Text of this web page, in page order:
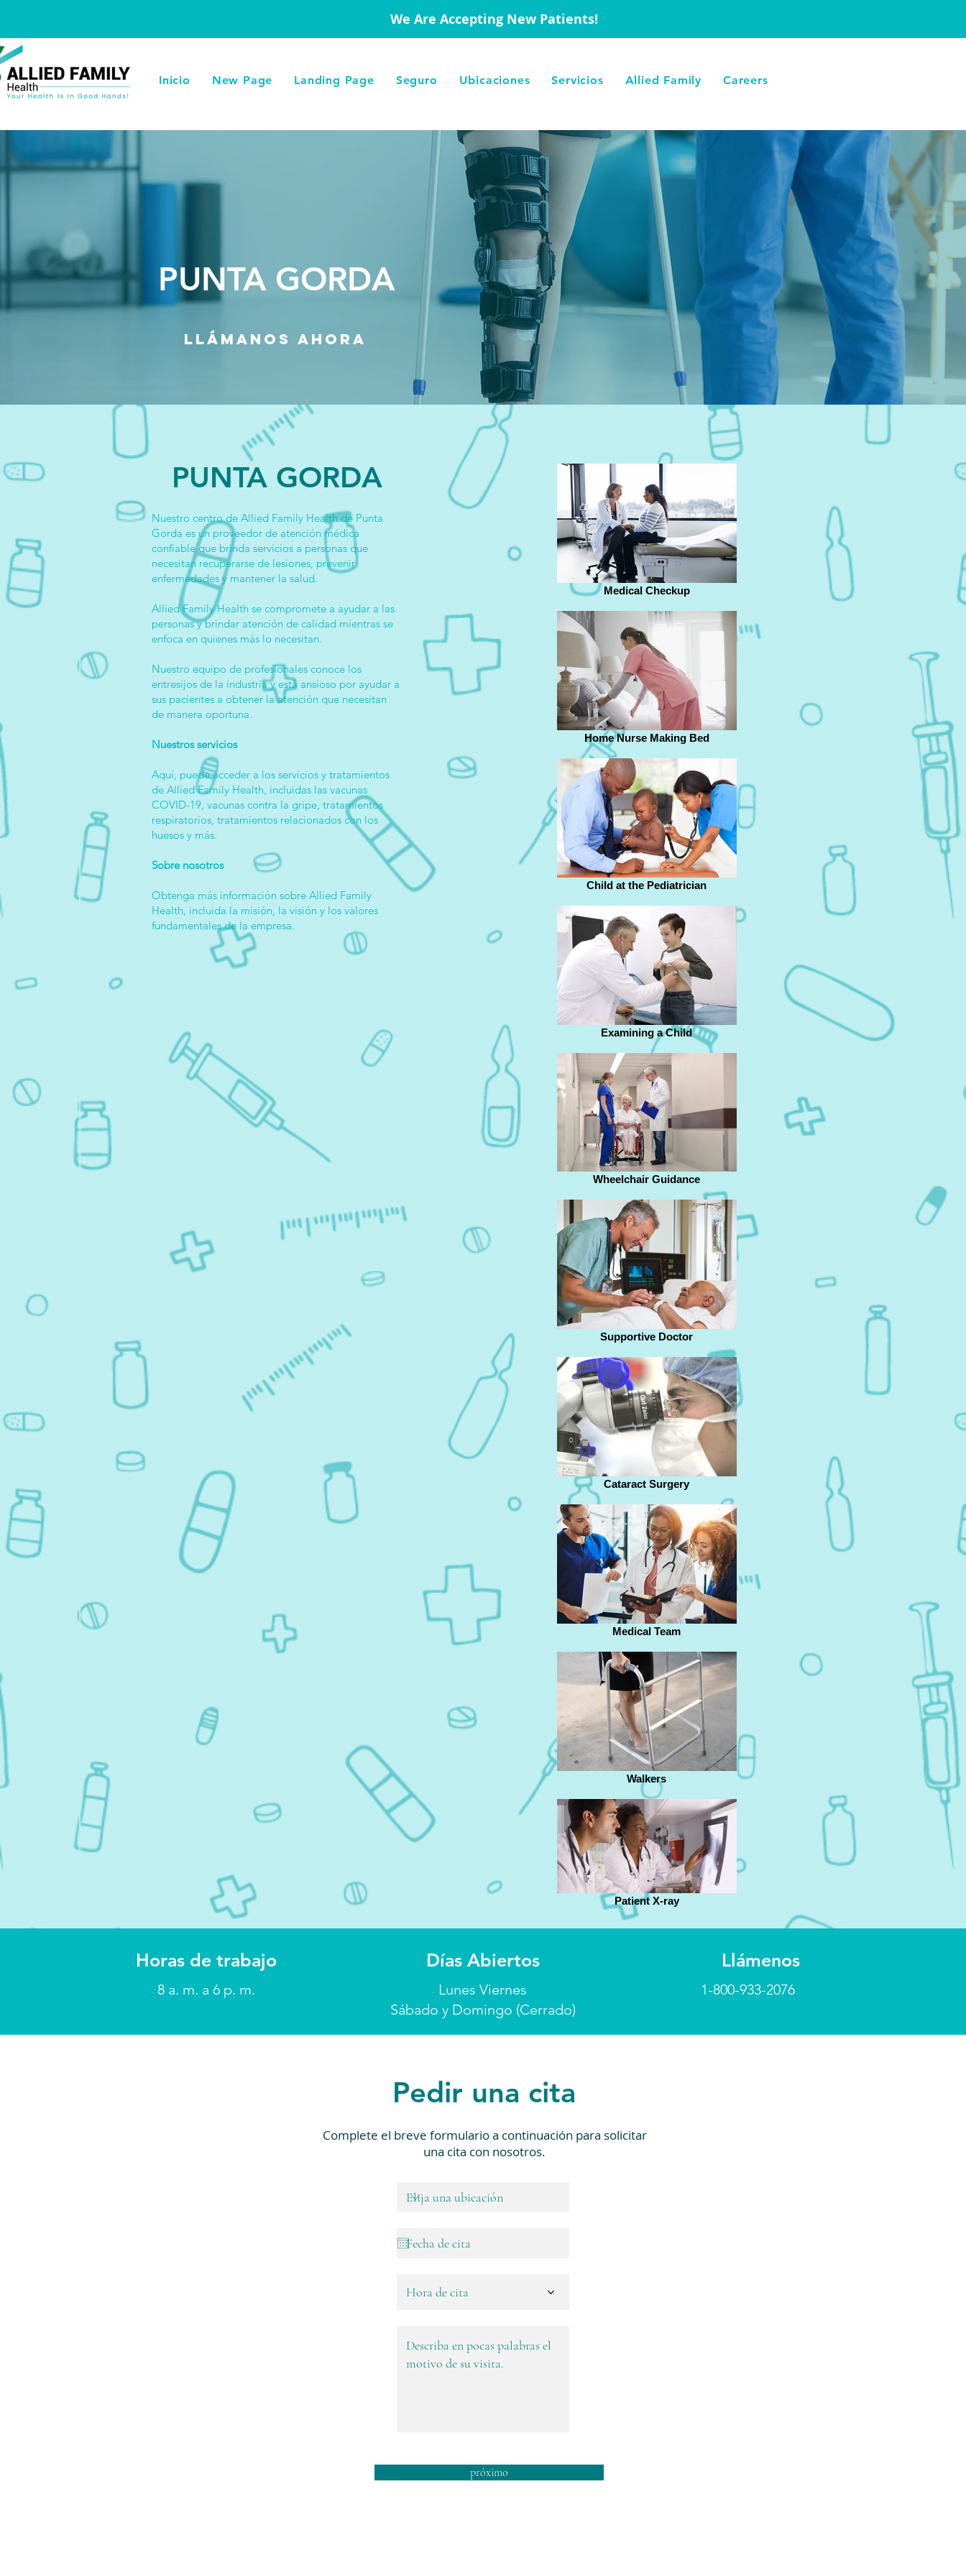
We Are Accepting New Patients!
Inicio New Page Landing Page Seguro Ubicaciones Servicios Allied Family Careers
PUNTA GORDA
Llámanos ahora
PUNTA GORDA
Nuestro centro de Allied Family Health de Punta
Gorda es un proveedor de atención médica
confiable que brinda servicios a personas que
necesitan recuperarse de lesiones, prevenir
enfermedades y mantener la salud.
Allied Family Health se compromete a ayudar a las
personas y brindar atención de calidad mientras se
enfoca en quienes más lo necesitan.
Nuestro equipo de profesionales conoce los
entresijos de la industria y está ansioso por ayudar a
sus pacientes a obtener la atención que necesitan
de manera oportuna.
Nuestros servicios
Aquí, puede acceder a los servicios y tratamientos
de Allied Family Health, incluidas las vacunas
COVID-19, vacunas contra la gripe, tratamientos
respiratorios, tratamientos relacionados con los
huesos y más.
Sobre nosotros
Obtenga más información sobre Allied Family
Health, incluida la misión, la visión y los valores
fundamentales de la empresa.
Medical Checkup
Home Nurse Making Bed
Child at the Pediatrician
Examining a Child
Wheelchair Guidance
Supportive Doctor
Cataract Surgery
Medical Team
Walkers
Patient X-ray
Horas de trabajo
8 a. m. a 6 p. m.
Días Abiertos
Lunes Viernes
Sábado y Domingo (Cerrado)
Llámenos
1-800-933-2076
Pedir una cita
Complete el breve formulario a continuación para solicitar
una cita con nosotros.
Hora de cita
próximo